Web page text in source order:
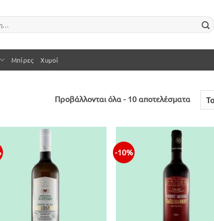
Μπίρες Χυμοί
Προβάλλονται όλα - 10 αποτελέσματαSorted
-10%